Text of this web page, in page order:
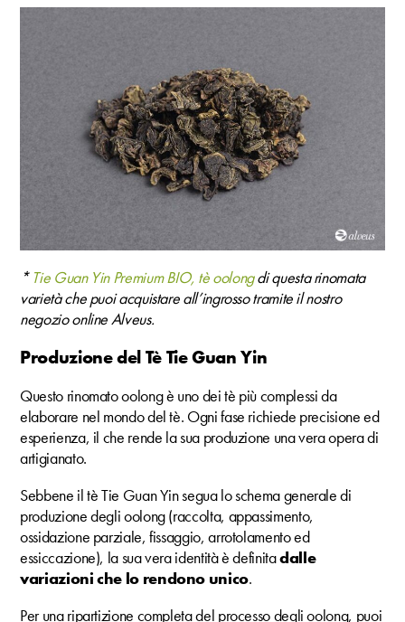
* Tie Guan Yin Premium BIO, tè oolongdi questa rinomata
varietà che puoi acquistare all’ingrosso tramite il nostro
negozio online Alveus.
Produzione del Tè Tie Guan Yin
Questo rinomato oolong è uno dei tè più complessi da
elaborare nel mondo del tè. Ogni fase richiede precisione ed
esperienza, il che rende la sua produzione una vera opera di
artigianato.
Sebbene il tè Tie Guan Yin segua lo schema generale di
produzione degli oolong (raccolta, appassimento,
ossidazione parziale, fissaggio, arrotolamento ed
essiccazione), la sua vera identità è definitadalle
variazioni che lo rendono unico.
Per una ripartizione completa del processo degli oolong, puoi